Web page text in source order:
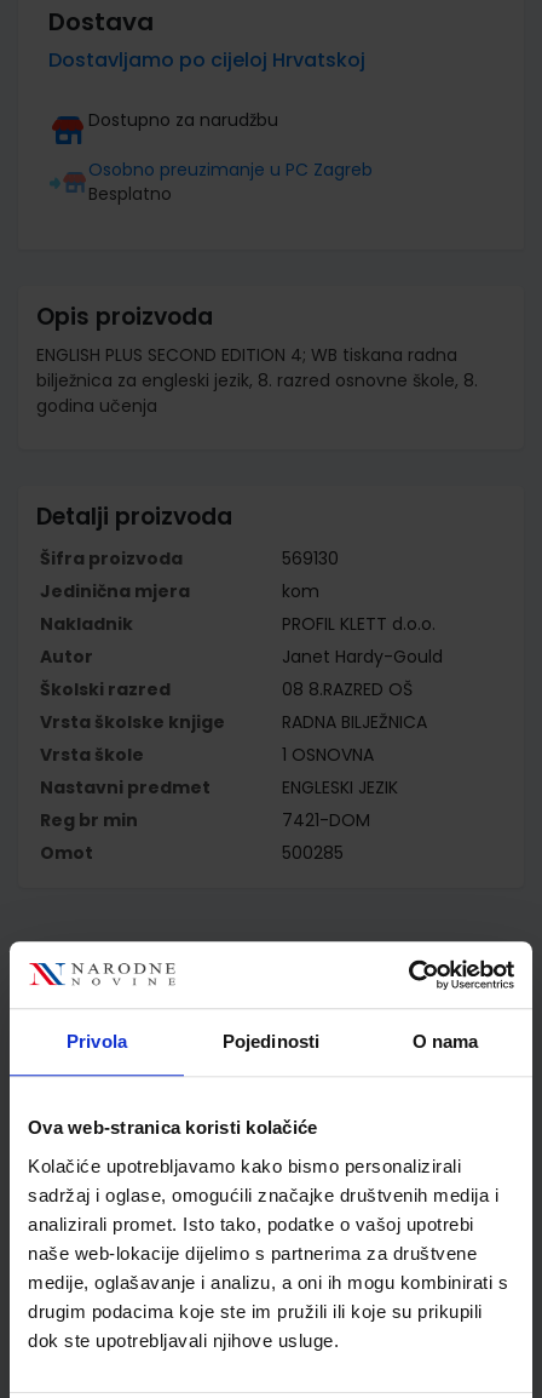
Privola Pojedinosti O nama
Ova web-stranica koristi kolačiće
Kolačiće upotrebljavamo kako bismo personalizirali
sadržaj i oglase, omogućili značajke društvenih medija i
analizirali promet. Isto tako, podatke o vašoj upotrebi
naše web-lokacije dijelimo s partnerima za društvene
medije, oglašavanje i analizu, a oni ih mogu kombinirati s
drugim podacima koje ste im pružili ili koje su prikupili
dok ste upotrebljavali njihove usluge.
Dostava
Dostavljamo po cijeloj Hrvatskoj
Dostupno za narudžbu
Osobno preuzimanje u PC Zagreb
Besplatno
Opis proizvoda
ENGLISH PLUS SECOND EDITION 4; WB tiskana radna
bilježnica za engleski jezik, 8. razred osnovne škole, 8.
godina učenja
Detalji proizvoda
Šifra proizvoda
569130
Jedinična mjera
kom
Nakladnik
PROFIL KLETT d.o.o.
Autor
Janet Hardy-Gould
Školski razred
08 8.RAZRED OŠ
Vrsta školske knjige
RADNA BILJEŽNICA
Vrsta škole
1 OSNOVNA
Nastavni predmet
ENGLESKI JEZIK
Reg br min
7421-DOM
Omot
500285
Kupci najčešće biraju..
Omot PVC za školske
udžbenike; dimenzije
452x282; tip 285